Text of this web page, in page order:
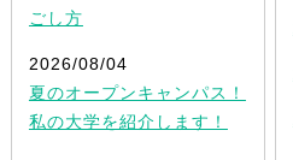
ごし方
2026/08/04
夏のオープンキャンパス！
私の大学を紹介します！